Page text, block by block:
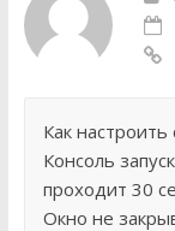
Как
Консоль
проходит 30
Окно не